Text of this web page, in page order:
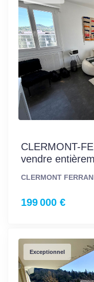
CLERMONT-
vendre
CLERMONT
199 000 €
Exceptionnel